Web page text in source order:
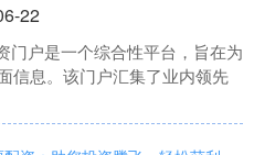
22
门户是一个综合性平台，旨在为
信息。该门户汇集了业内领先